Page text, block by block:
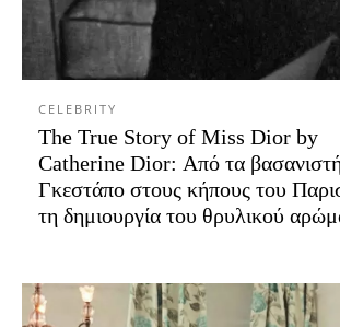
CELEBRITY
The True Story of Miss Dior by
Catherine Dior: Από τα
Γκεστάπο στους κήπους του
τη δημιουργία του θρυλικού